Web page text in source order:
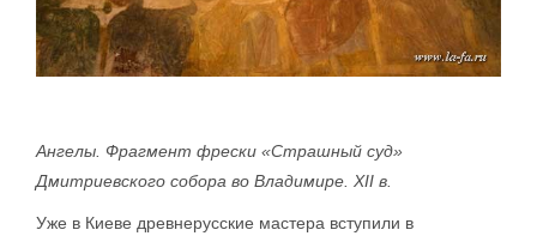
Ангелы. Фрагмент фрески «Страшный суд»
Дмитриевского собора во Владимире. XII в.
Уже в Киеве древнерусские мастера вступили в